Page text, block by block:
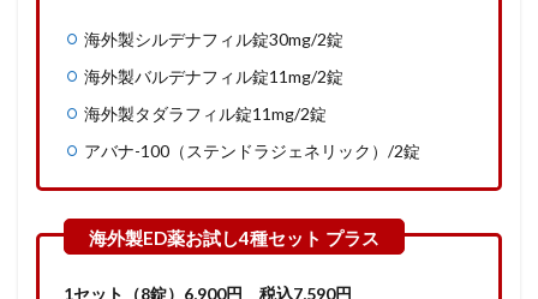
海外製シルデナフィル錠30mg/2錠
海外製バルデナフィル錠11mg/2錠
海外製タダラフィル錠11mg/2錠
アバナ-100（ステンドラジェネリック）/2錠
1セット（8錠）6,900円 税込7,590円